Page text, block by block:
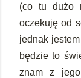
(co tu dużo
oczekuję od
jednak
będzie to
znam z